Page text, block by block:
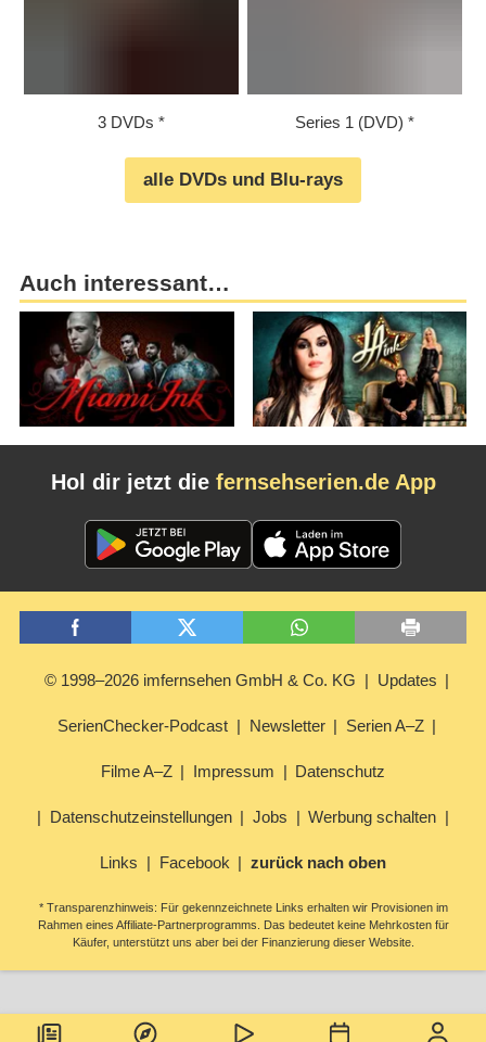
3 DVDs Series 1 (DVD)
alle DVDs und Blu-rays
Auch interessant…
Hol dir jetzt die fernsehserien.de App
© 1998–2026 imfernsehen GmbH & Co. KG Updates
SerienChecker-Podcast Newsletter Serien A–Z
Filme A–Z Impressum Datenschutz
Datenschutzeinstellungen Jobs Werbung schalten
Links Facebook zurück nach oben
* Transparenzhinweis: Für gekennzeichnete Links erhalten wir Provisionen im
Rahmen eines Affiliate-Partnerprogramms. Das bedeutet keine Mehrkosten für
Käufer, unterstützt uns aber bei der Finanzierung dieser Website.